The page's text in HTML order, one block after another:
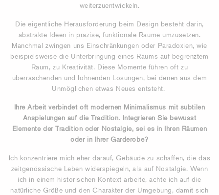
weiterzuentwickeln.
Die eigentliche Herausforderung beim Design besteht darin,
abstrakte Ideen in präzise, funktionale Räume umzusetzen.
Manchmal zwingen uns Einschränkungen oder Paradoxien, wie
beispielsweise die Unterbringung eines Raums auf begrenztem
Raum, zu Kreativität. Diese Momente führen oft zu
überraschenden und lohnenden Lösungen, bei denen aus dem
Unmöglichen etwas Neues entsteht.
Ihre Arbeit verbindet oft modernen Minimalismus mit subtilen
Anspielungen auf die Tradition. Integrieren Sie bewusst
Elemente der Tradition oder Nostalgie, sei es in Ihren Räumen
oder in Ihrer Garderobe?
Ich konzentriere mich eher darauf, Gebäude zu schaffen, die das
zeitgenössische Leben widerspiegeln, als auf Nostalgie. Wenn
ich in einem historischen Kontext arbeite, achte ich auf die
natürliche Größe und den Charakter der Umgebung, damit sich